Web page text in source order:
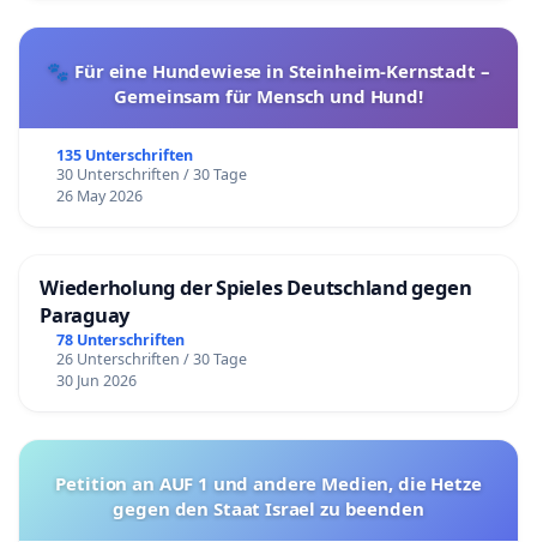
🐾 Für eine Hundewiese in Steinheim-Kernstadt –
Gemeinsam für Mensch und Hund!
135 Unterschriften
30 Unterschriften / 30 Tage
26 May 2026
Wiederholung der Spieles Deutschland gegen
Paraguay
78 Unterschriften
26 Unterschriften / 30 Tage
30 Jun 2026
Petition an AUF 1 und andere Medien, die Hetze
gegen den Staat Israel zu beenden